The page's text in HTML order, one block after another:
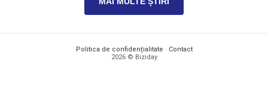
Politica de confidențialitate · Contact
2026 © Biziday